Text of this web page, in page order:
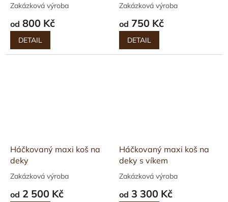
Zakázková výroba
od 800 Kč
DETAIL
Zakázková výroba
od 750 Kč
DETAIL
Háčkovaný maxi koš na
deky
Zakázková výroba
od 2 500 Kč
Háčkovaný maxi koš na
deky s víkem
Zakázková výroba
od 3 300 Kč